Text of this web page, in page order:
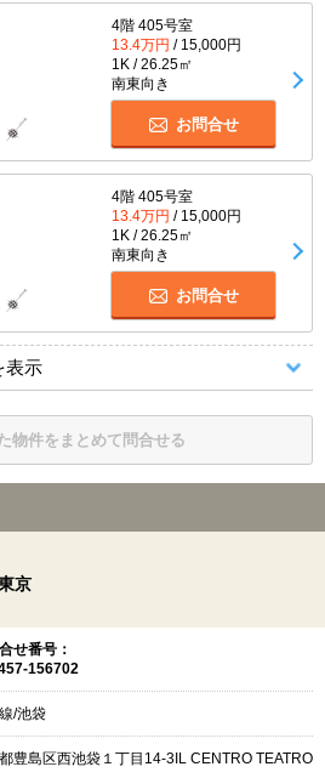
4階 405号室
13.4万円 / 15,000円
1K / 26.25㎡
南東向き
お問合せ
4階 405号室
13.4万円 / 15,000円
1K / 26.25㎡
南東向き
お問合せ
表示
物件をまとめて問合せる
京
せ番号：
156702
/池袋
豊島区西池袋１丁目14-3IL CENTRO TEATRO